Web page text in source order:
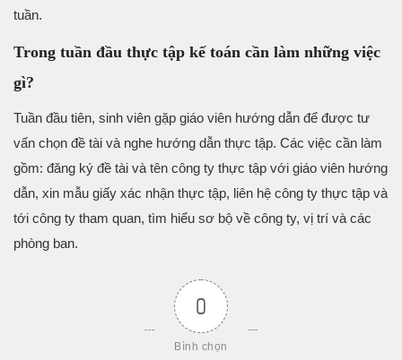
tuần.
Trong tuần đầu thực tập kế toán cần làm những việc
gì?
Tuần đầu tiên, sinh viên gặp giáo viên hướng dẫn để được tư
vấn chọn đề tài và nghe hướng dẫn thực tập. Các việc cần làm
gồm: đăng ký đề tài và tên công ty thực tập với giáo viên hướng
dẫn, xin mẫu giấy xác nhận thực tập, liên hệ công ty thực tập và
tới công ty tham quan, tìm hiểu sơ bộ về công ty, vị trí và các
phòng ban.
0
Bình chọn